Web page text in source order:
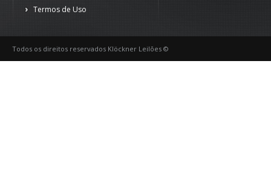
Termos de Uso
Todos os direitos reservados Klöckner Leilões ©